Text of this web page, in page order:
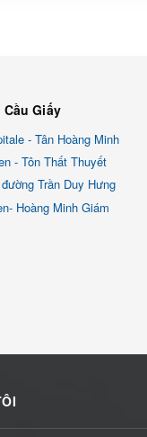
Giấy
- Tân Hoàng Minh
- Tôn Thất Thuyết
Trần Duy Hưng
Hoàng Minh Giám